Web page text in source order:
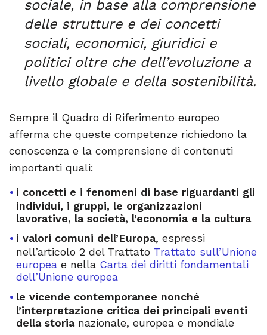
sociale, in base alla comprensione
delle strutture e dei concetti
sociali, economici, giuridici e
politici oltre che dell’evoluzione a
livello globale e della sostenibilità.
Sempre il Quadro di Riferimento europeo
afferma che queste competenze richiedono la
conoscenza e la comprensione di contenuti
importanti quali:
i concetti e i fenomeni di base riguardanti gli
individui, i gruppi, le organizzazioni
lavorative, la società, l’economia e la cultura
i valori comuni dell’Europa, espressi
nell’articolo 2 del Trattato Trattato sull’Unione
europea e nella Carta dei diritti fondamentali
dell’Unione europea
le vicende contemporanee nonché
l’interpretazione critica dei principali eventi
della storianazionale, europea e mondiale